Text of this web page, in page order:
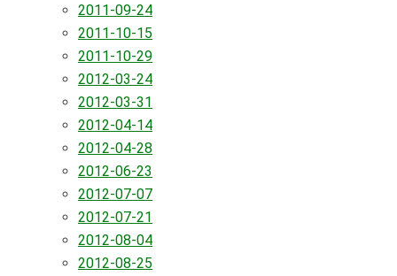
2011-09-24
2011-10-15
2011-10-29
2012-03-24
2012-03-31
2012-04-14
2012-04-28
2012-06-23
2012-07-07
2012-07-21
2012-08-04
2012-08-25